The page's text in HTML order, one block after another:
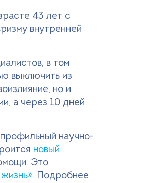
43 лет с
внутренней
в том
выключить из
но и
а через 10 дней
научно-
новый
Это
. Подробнее